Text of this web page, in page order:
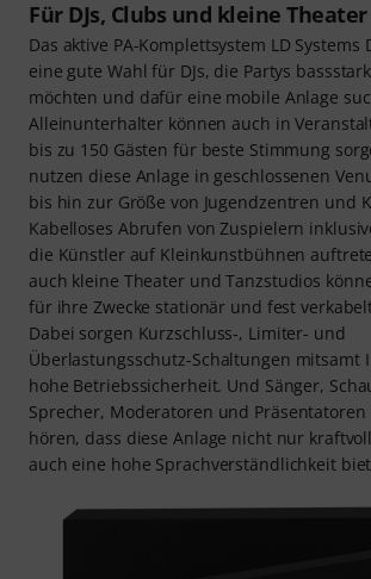
Für DJs, Clubs und kleine Theater
Das aktive PA-Komplettsystem LD Systems
eine gute Wahl für DJs, die Partys
möchten und dafür eine mobile Anlage
Alleinunterhalter können auch in
bis zu 150 Gästen für beste Stimmung
nutzen diese Anlage in geschlossenen
bis hin zur Größe von Jugendzentren und
Kabelloses Abrufen von Zuspielern
die Künstler auf Kleinkunstbühnen
auch kleine Theater und Tanzstudios
für ihre Zwecke stationär und fest
Dabei sorgen Kurzschluss-, Limiter- und
Überlastungsschutz-Schaltungen mitsamt
hohe Betriebssicherheit. Und Sänger,
Sprecher, Moderatoren und
hören, dass diese Anlage nicht nur
auch eine hohe Sprachverständlichkeit